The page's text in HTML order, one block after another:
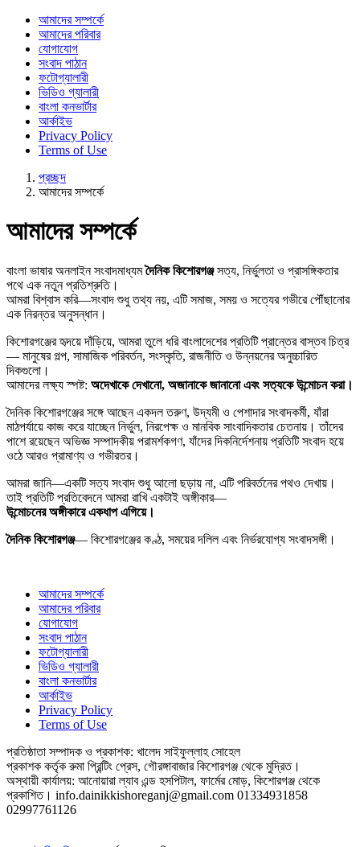
আমাদের সম্পর্কে
আমাদের পরিবার
যোগাযোগ
সংবাদ পাঠান
ফটোগ্যালারী
ভিডিও গ্যালারী
বাংলা কনভার্টার
আর্কাইভ
Privacy Policy
Terms of Use
প্রচ্ছদ
আমাদের সম্পর্কে
আমাদের সম্পর্কে
বাংলা ভাষার অনলাইন সংবাদমাধ্যমদৈনিক কিশোরগঞ্জসত্য, নির্ভুলতা ও প্রাসঙ্গিকতার
পথে এক নতুন প্রতিশ্রুতি।
আমরা বিশ্বাস করি—সংবাদ শুধু তথ্য নয়, এটি সমাজ, সময় ও সত্যের গভীরে পৌঁছানোর
এক নিরন্তর অনুসন্ধান।
কিশোরগঞ্জের হৃদয়ে দাঁড়িয়ে, আমরা তুলে ধরি বাংলাদেশের প্রতিটি প্রান্তের বাস্তব চিত্র
— মানুষের গল্প, সামাজিক পরিবর্তন, সংস্কৃতি, রাজনীতি ও উন্নয়নের অনুচ্চারিত
দিকগুলো।
আমাদের লক্ষ্য স্পষ্ট: অদেখাকে দেখানো, অজানাকে জানানো এবং সত্যকে উন্মোচন করা।
দৈনিক কিশোরগঞ্জের সঙ্গে আছেন একদল তরুণ, উদ্যমী ও পেশাদার সংবাদকর্মী, যাঁরা
মাঠপর্যায়ে কাজ করে যাচ্ছেন নির্ভুল, নিরপেক্ষ ও মানবিক সাংবাদিকতার চেতনায়। তাঁদের
পাশে রয়েছেন অভিজ্ঞ সম্পাদকীয় পরামর্শকগণ, যাঁদের দিকনির্দেশনায় প্রতিটি সংবাদ হয়ে
ওঠে আরও প্রামাণ্য ও গভীরতর।
আমরা জানি—একটি সত্য সংবাদ শুধু আলো ছড়ায় না, এটি পরিবর্তনের পথও দেখায়।
তাই প্রতিটি প্রতিবেদনে আমরা রাখি একটাই অঙ্গীকার—
উন্মোচনের অঙ্গীকারে একধাপ এগিয়ে।
দৈনিক কিশোরগঞ্জ— কিশোরগঞ্জের কণ্ঠ, সময়ের দলিল এবং নির্ভরযোগ্য সংবাদসঙ্গী।
আমাদের সম্পর্কে
আমাদের পরিবার
যোগাযোগ
সংবাদ পাঠান
ফটোগ্যালারী
ভিডিও গ্যালারী
বাংলা কনভার্টার
আর্কাইভ
Privacy Policy
Terms of Use
প্রতিষ্ঠাতা সম্পাদক ও প্রকাশক: খালেদ সাইফুল্লাহ সোহেল
প্রকাশক কর্তৃক রুমা প্রিন্টিং প্রেস, গৌরঙ্গাবাজার কিশোরগঞ্জ থেকে মুদ্রিত।
অস্থায়ী কার্যালয়: আনোয়ারা ল্যাব এন্ড হসপিটাল, ফার্মের মোড়, কিশোরগঞ্জ থেকে
প্রকাশিত। info.dainikkishoreganj@gmail.com 01334931858
02997761126